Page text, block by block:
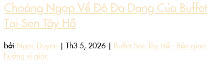
Choáng Ngợp Về Độ Đa Dạng Của Buffet
Tại Sen Tây Hồ
bởi Ngoc Duyen | Th3 5, 2026 | Buffet Sen Tây Hồ - Bản giao
hưởng vị giác